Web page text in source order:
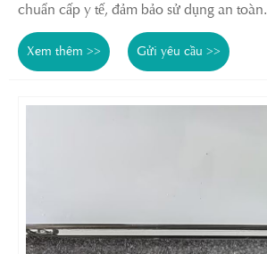
chuẩn cấp y tế, đảm bảo sử dụng an toàn.
Xem thêm >> Gửi yêu cầu >>